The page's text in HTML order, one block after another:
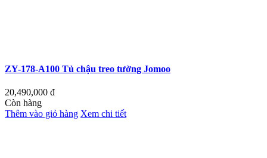
ZY-178-A100 Tủ chậu treo tường Jomoo
20,490,000 đ
Còn hàng
Thêm vào giỏ hàng Xem chi tiết